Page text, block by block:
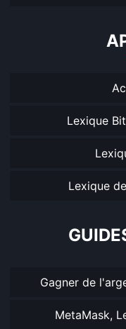
Lexique
Lexique
Gagner de
MetaMask,